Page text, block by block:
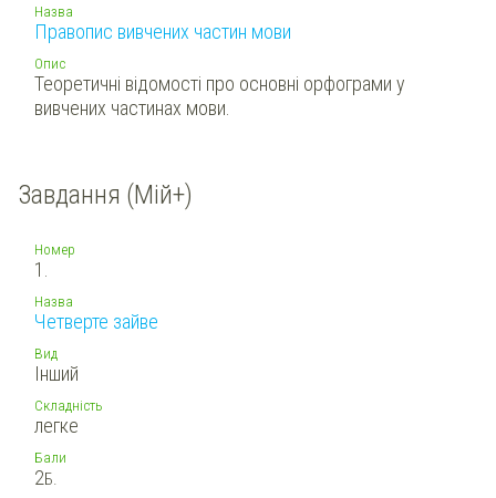
Назва
Правопис вивчених частин мови
Опис
Теоретичні відомості про основні орфограми у
вивчених частинах мови.
Завдання (Мій+)
Номер
1.
Назва
Четверте зайве
Вид
Інший
Складність
легке
Бали
2Б.